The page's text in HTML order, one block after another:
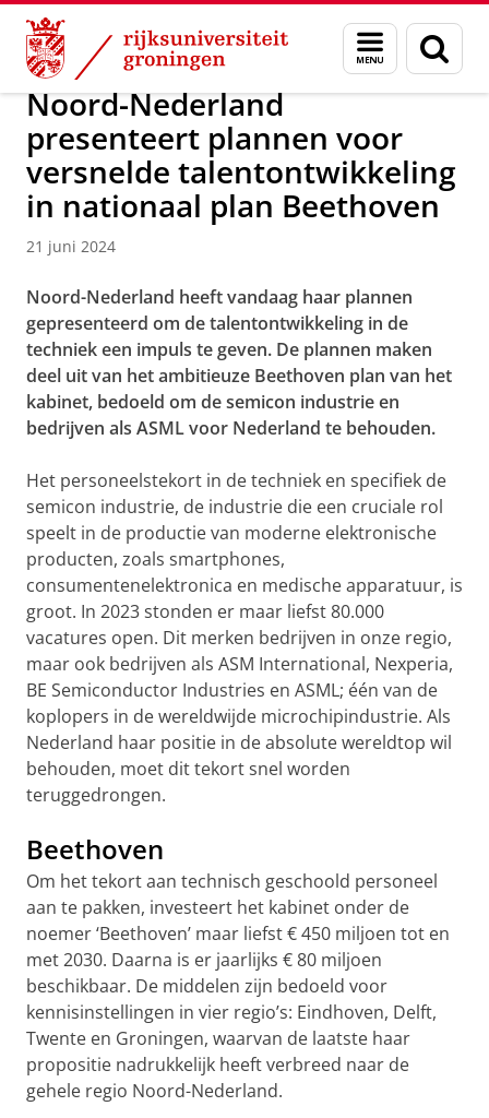
Skip
Content
Skip
Navigation
Menu
en
zoeken
Over ons Actueel Nieuws
Noord-Nederland
presenteert plannen voor
versnelde talentontwikkeling
in nationaal plan Beethoven
21 juni 2024
Noord-Nederland heeft vandaag haar plannen
gepresenteerd om de talentontwikkeling in de
techniek een impuls te geven. De plannen maken
deel uit van het ambitieuze Beethoven plan van het
kabinet, bedoeld om de semicon industrie en
bedrijven als ASML voor Nederland te behouden.
Het personeelstekort in de techniek en specifiek de
semicon industrie, de industrie die een cruciale rol
speelt in de productie van moderne elektronische
producten, zoals smartphones,
consumentenelektronica en medische apparatuur, is
groot. In 2023 stonden er maar liefst 80.000
vacatures open. Dit merken bedrijven in onze regio,
maar ook bedrijven als ASM International, Nexperia,
BE Semiconductor Industries en ASML; één van de
koplopers in de wereldwijde microchipindustrie. Als
Nederland haar positie in de absolute wereldtop wil
behouden, moet dit tekort snel worden
teruggedrongen.
Beethoven
Om het tekort aan technisch geschoold personeel
aan te pakken, investeert het kabinet onder de
noemer ‘Beethoven’ maar liefst € 450 miljoen tot en
met 2030. Daarna is er jaarlijks € 80 miljoen
beschikbaar. De middelen zijn bedoeld voor
kennisinstellingen in vier regio’s: Eindhoven, Delft,
Twente en Groningen, waarvan de laatste haar
propositie nadrukkelijk heeft verbreed naar de
gehele regio Noord-Nederland.